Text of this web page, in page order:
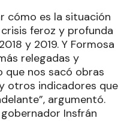
cómo es la situación
feroz y profunda
y 2019. Y Formosa
relegadas y
que nos sacó obras
otros indicadores que
argumentó.
Insfrán